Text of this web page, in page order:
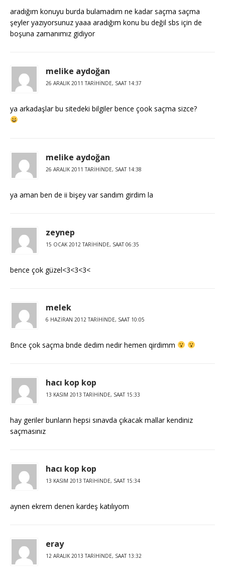
aradığım konuyu burda bulamadım ne kadar saçma saçma
şeyler yazıyorsunuz yaaa aradığım konu bu değil sbs için de
boşuna zamanımız gidiyor
melike aydoğan
26 ARALIK 2011 TARIHINDE, SAAT 14:37
ya arkadaşlar bu sitedeki bilgiler bence çook saçma sizce?
melike aydoğan
26 ARALIK 2011 TARIHINDE, SAAT 14:38
ya aman ben de ii bişey var sandım girdim la
zeynep
15 OCAK 2012 TARIHINDE, SAAT 06:35
bence çok güzel<3<3<3<
melek
6 HAZIRAN 2012 TARIHINDE, SAAT 10:05
Bnce çok saçma bnde dedim nedir hemen qirdimm
hacı kop kop
13 KASIM 2013 TARIHINDE, SAAT 15:33
hay geriler bunların hepsi sınavda çıkacak mallar kendiniz
saçmasınız
hacı kop kop
13 KASIM 2013 TARIHINDE, SAAT 15:34
aynen ekrem denen kardeş katılıyom
eray
12 ARALIK 2013 TARIHINDE, SAAT 13:32